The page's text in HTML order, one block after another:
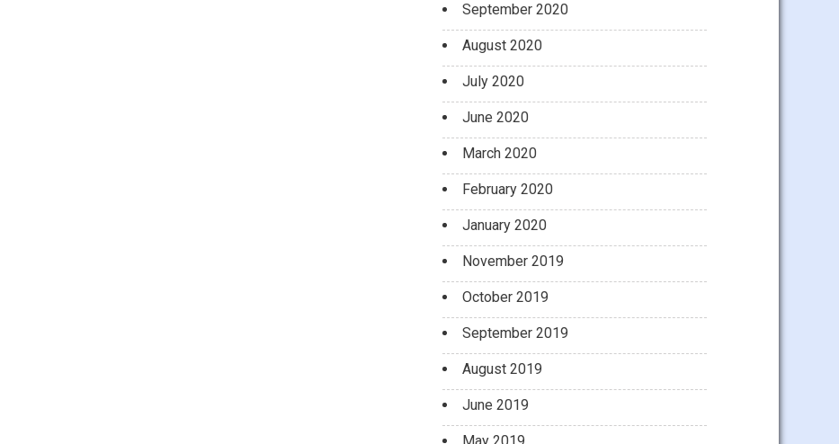
September 2020
August 2020
July 2020
June 2020
March 2020
February 2020
January 2020
November 2019
October 2019
September 2019
August 2019
June 2019